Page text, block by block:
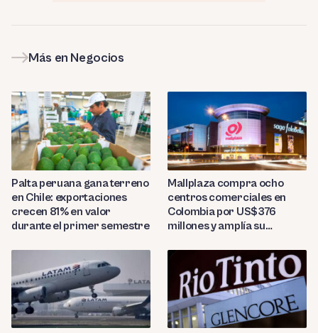
Más en Negocios
Palta peruana gana terreno
en Chile: exportaciones
crecen 81% en valor
durante el primer semestre
Mallplaza compra ocho
centros comerciales en
Colombia por US$376
millones y amplía su